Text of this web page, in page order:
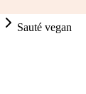
Sauté vegan